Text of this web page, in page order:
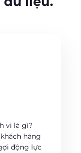
vi là gì?
hàng
động lực